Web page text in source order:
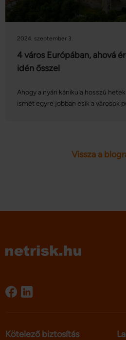
2024. szeptember 3.
4 város Európában, ahová
idén ősszel
Ahogy a nyári kánikula hosszú
ismét egyre jobban esik a városok
Vissza a
Kötelező biztosítás